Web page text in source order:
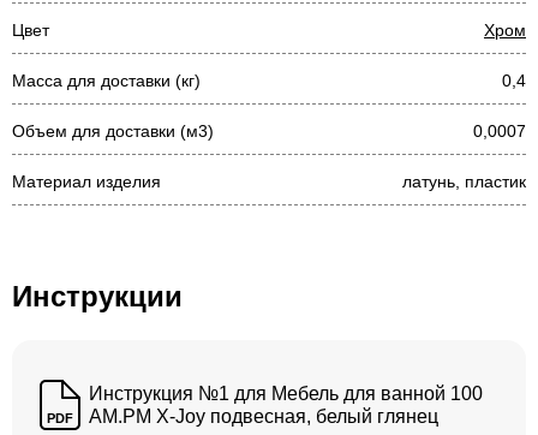
Цвет Хром
Масса для доставки (кг) 0,4
Объем для доставки (м3) 0,0007
Материал изделия латунь, пластик
Инструкции
PDF
Инструкция №1 для Мебель для ванной 100
AM.PM X-Joy подвесная, белый глянец